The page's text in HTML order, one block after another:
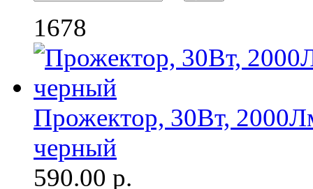
1678
Прожектор, 30Вт,
черный
590.00 р.